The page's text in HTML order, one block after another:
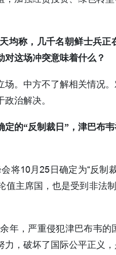
均称，几千名朝鲜士兵
这场冲突意味着什么？
。中方不了解相关情况
治解决。
的“反制裁日”，津巴布
将10月25日确定为“反制
主席国，也是受到非法
年，严重侵犯津巴布韦的
，破坏了国际公平正义